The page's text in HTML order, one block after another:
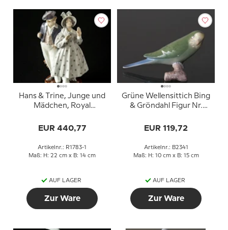
Hans & Trine, Junge und
Mädchen, Royal
1783 Braunem Sockel
EUR 440,77
Artikelnr.: R1783-1
Maß: H: 22 cm x B: 14 cm
AUF LAGER
Zur Ware
Grüne Wellensittich Bing
& Gröndahl Figur Nr.
EUR 119,72
Artikelnr.: B2341
Maß: H: 10 cm x B: 15 cm
AUF LAGER
Zur Ware